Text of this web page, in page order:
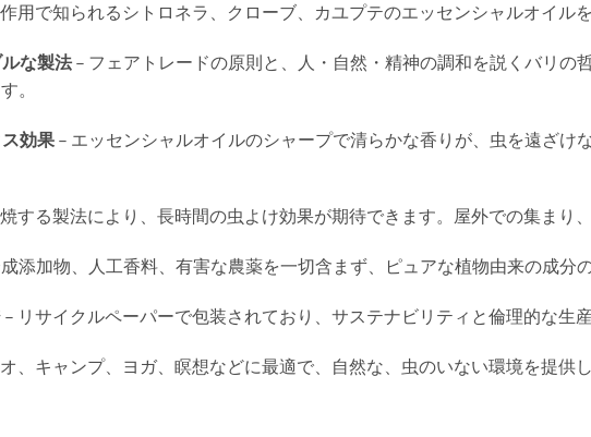
用で知られるシトロネラ、クローブ、カユプテのエッセンシャルオイル
な製法 – フェアトレードの原則と、人・自然・精神の調和を説くバリの
。
効果 – エッセンシャルオイルのシャープで清らかな香りが、虫を遠ざけ
する製法により、長時間の虫よけ効果が期待できます。屋外での集まり
添加物、人工香料、有害な農薬を一切含まず、ピュアな植物由来の成分
– リサイクルペーパーで包装されており、サステナビリティと倫理的な生
、キャンプ、ヨガ、瞑想などに最適で、自然な、虫のいない環境を提供し